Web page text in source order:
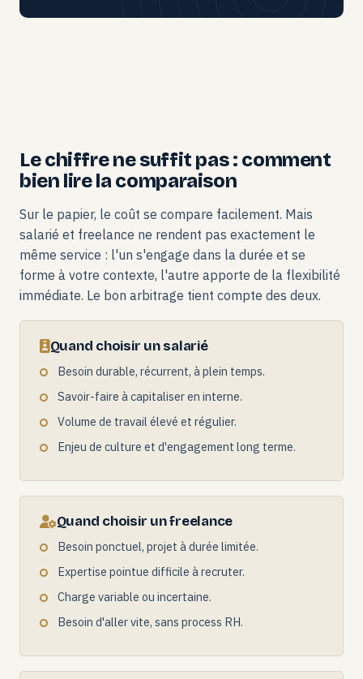
Le chiffre ne suffit pas : comment
bien lire la comparaison
Sur le papier, le coût se compare facilement. Mais
salarié et freelance ne rendent pas exactement le
même service : l'un s'engage dans la durée et se
forme à votre contexte, l'autre apporte de la flexibilité
immédiate. Le bon arbitrage tient compte des deux.
Quand choisir un salarié
Besoin durable, récurrent, à plein temps.
Savoir-faire à capitaliser en interne.
Volume de travail élevé et régulier.
Enjeu de culture et d'engagement long terme.
Quand choisir un freelance
Besoin ponctuel, projet à durée limitée.
Expertise pointue difficile à recruter.
Charge variable ou incertaine.
Besoin d'aller vite, sans process RH.